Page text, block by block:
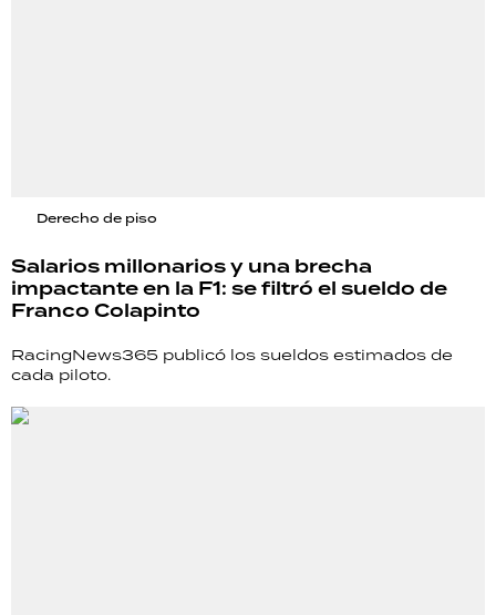
Derecho de piso
Salarios millonarios y una brecha
impactante en la F1: se filtró el sueldo de
Franco Colapinto
RacingNews365 publicó los sueldos estimados de
cada piloto.